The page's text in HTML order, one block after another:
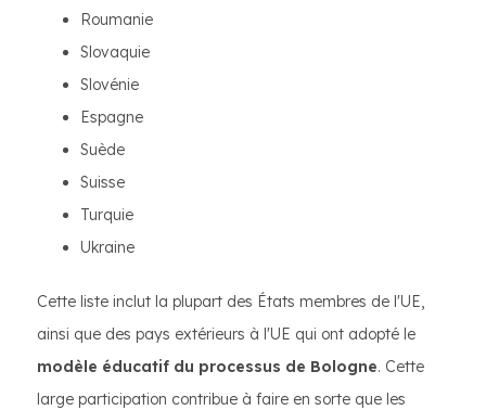
Roumanie
Slovaquie
Slovénie
Espagne
Suède
Suisse
Turquie
Ukraine
Cette liste inclut la plupart des États membres de l'UE,
ainsi que des pays extérieurs à l'UE qui ont adopté le
modèle éducatif du processus de Bologne. Cette
large participation contribue à faire en sorte que les